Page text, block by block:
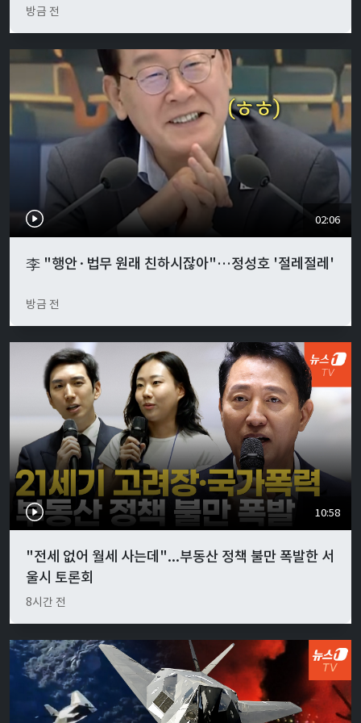
방금 전
02:06
李 "행안·법무 원래 친하시잖아"…정성호 '절레절레'
방금 전
10:58
"전세 없어 월세 사는데"...부동산 정책 불만 폭발한 서
울시 토론회
8시간 전